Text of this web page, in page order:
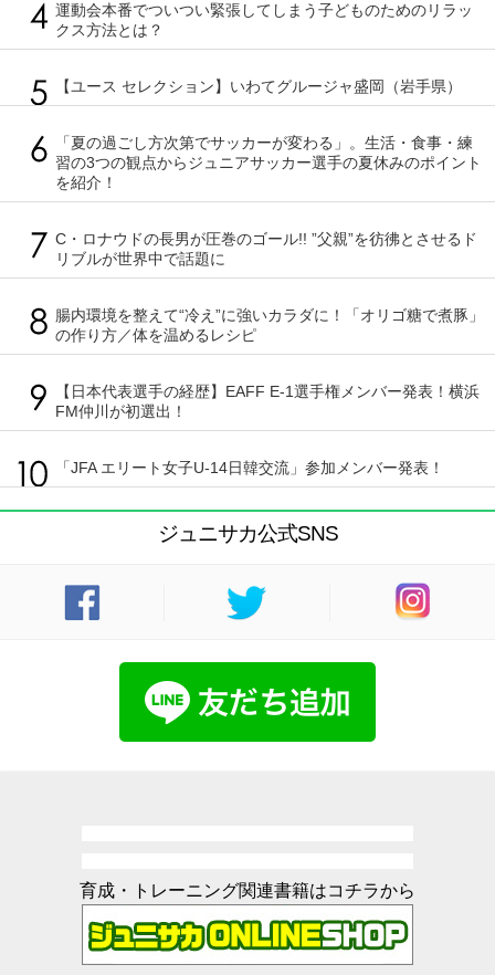
運動会本番でついつい緊張してしまう子どものためのリラッ
クス方法とは？
【ユース セレクション】いわてグルージャ盛岡（岩手県）
「夏の過ごし方次第でサッカーが変わる」。生活・食事・練
習の3つの観点からジュニアサッカー選手の夏休みのポイント
を紹介！
C・ロナウドの長男が圧巻のゴール!! ”父親”を彷彿とさせるド
リブルが世界中で話題に
腸内環境を整えて“冷え”に強いカラダに！「オリゴ糖で煮豚」
の作り方／体を温めるレシピ
【日本代表選手の経歴】EAFF E-1選手権メンバー発表！横浜
FM仲川が初選出！
「JFA エリート女子U-14日韓交流」参加メンバー発表！
ジュニサカ公式SNS
育成・トレーニング関連書籍はコチラから